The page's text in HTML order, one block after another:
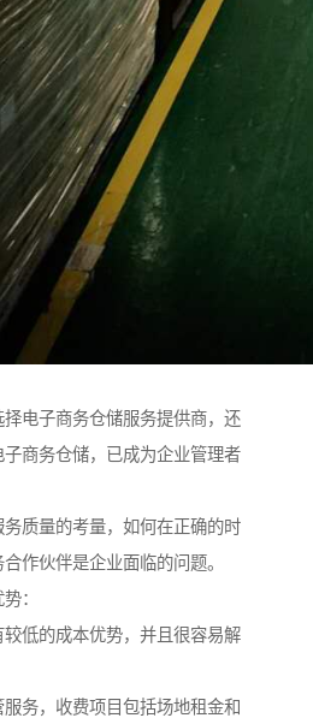
电子商务仓储服务提供商，还
商务仓储，已成为企业管理者
质量的考量，如何在正确的时
作伙伴是企业面临的问题。
：
低的成本优势，并且很容易解
务，收费项目包括场地租金和